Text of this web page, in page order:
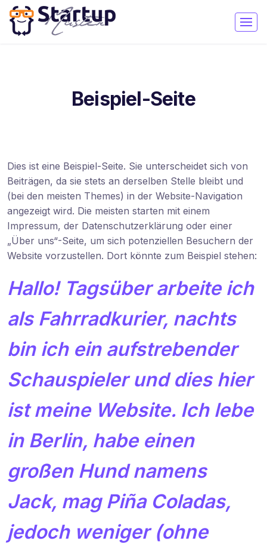
Beispiel-Seite
Dies ist eine Beispiel-Seite. Sie unterscheidet sich von
Beiträgen, da sie stets an derselben Stelle bleibt und
(bei den meisten Themes) in der Website-Navigation
angezeigt wird. Die meisten starten mit einem
Impressum, der Datenschutzerklärung oder einer
„Über uns“-Seite, um sich potenziellen Besuchern der
Website vorzustellen. Dort könnte zum Beispiel stehen:
Hallo! Tagsüber arbeite ich
als Fahrradkurier, nachts
bin ich ein aufstrebender
Schauspieler und dies hier
ist meine Website. Ich lebe
in Berlin, habe einen
großen Hund namens
Jack, mag Piña Coladas,
jedoch weniger (ohne